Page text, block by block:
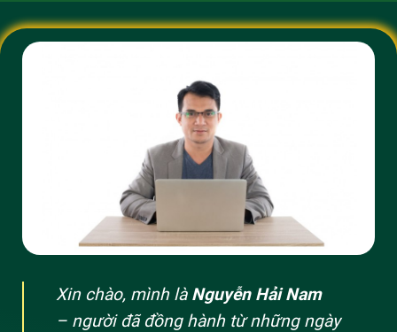
Xin chào, mình là Nguyễn Hải Nam
– người đã đồng hành từ những ngày